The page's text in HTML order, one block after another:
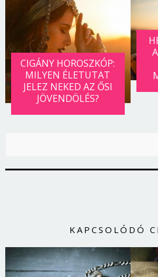
CIGÁNY HOROSZKÓP:
MILYEN ÉLETUTAT
JELEZ NEKED AZ ŐSI
JÖVENDÖLÉS?
KAPCSOLÓDÓ